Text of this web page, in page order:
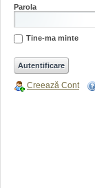
Parola
Tine-ma minte
Creează Cont